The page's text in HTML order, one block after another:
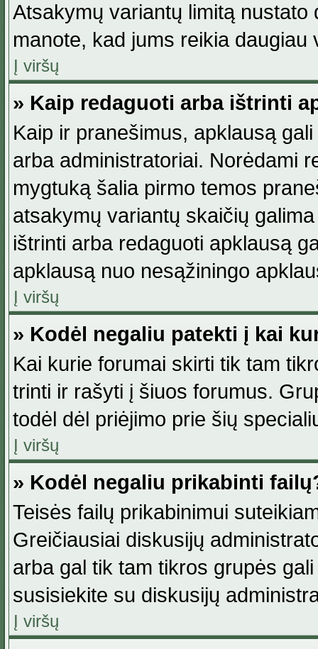
Atsakymų variantų limitą
manote, kad jums reikia daugiau
Į viršų
» Kaip redaguoti arba ištrinti
Kaip ir pranešimus, apklausą
arba administratoriai. Norėdami
mygtuką šalia pirmo temos
atsakymų variantų skaičių
ištrinti arba redaguoti apklausą
apklausą nuo nesąžiningo
Į viršų
» Kodėl negaliu patekti į kai
Kai kurie forumai skirti tik tam
trinti ir rašyti į šiuos forumus.
todėl dėl priėjimo prie šių
Į viršų
» Kodėl negaliu prikabinti
Teisės failų prikabinimui
Greičiausiai diskusijų
arba gal tik tam tikros grupės
susisiekite su diskusijų
Į viršų